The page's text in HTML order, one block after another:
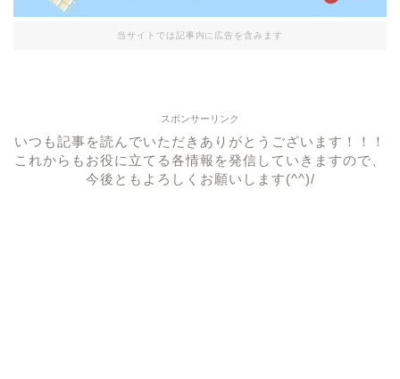
当サイトでは記事内に広告を含みます
スポンサーリンク
いつも記事を読んでいただきありがとうございます！！！
これからもお役に立てる各情報を発信していきますので、
今後ともよろしくお願いします(^^)/